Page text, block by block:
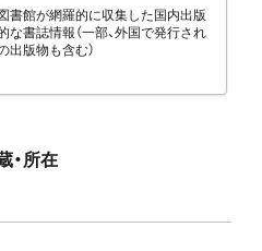
書館が網羅的に収集した国内出版
な書誌情報（一部、外国で発行され
出版物も含む）
・所在